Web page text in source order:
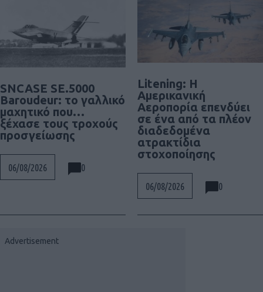
SNCASE SE.5000
Baroudeur: το γαλλικό
μαχητικό που…
ξέχασε τους τροχούς
προσγείωσης
06/08/2026 0
Litening: Η
Αμερικανική
Αεροπορία επενδύει
σε ένα από τα πλέον
διαδεδομένα
ατρακτίδια
στοχοποίησης
06/08/2026 0